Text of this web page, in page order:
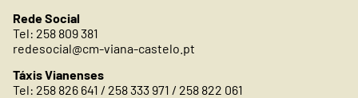
Rede Social
Tel: 258 809 381
redesocial@cm-viana-castelo.pt
Táxis Vianenses
Tel: 258 826 641 / 258 333 971 / 258 822 061